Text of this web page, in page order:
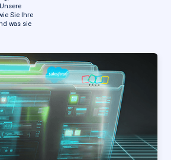
Sie Ihre
was sie